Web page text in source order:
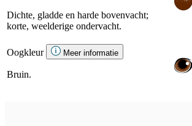
Dichte, gladde en harde bovenvacht;
korte, weelderige ondervacht.
Oogkleur Meer informatie
Bruin.